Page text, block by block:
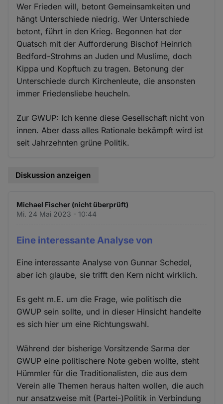
Wer Frieden will, betont Gemeinsamkeiten und
hängt Unterschiede niedrig. Wer Unterschiede
betont, führt in den Krieg. Begonnen hat der
Quatsch mit der Aufforderung Bischof Heinrich
Bedford-Strohms an Juden und Muslime, doch
Kippa und Kopftuch zu tragen. Betonung der
Unterschiede durch Kirchenleute, die ansonsten
immer Friedensliebe heucheln.
Zur GWUP: Ich kenne diese Gesellschaft nicht von
innen. Aber dass alles Rationale bekämpft wird ist
seit Jahrzehnten grüne Politik.
Diskussion anzeigen
Michael Fischer (nicht überprüft)
Mi. 24 Mai 2023 - 10:44
Eine interessante Analyse von
Eine interessante Analyse von Gunnar Schedel,
aber ich glaube, sie trifft den Kern nicht wirklich.
Es geht m.E. um die Frage, wie politisch die
GWUP sein sollte, und in dieser Hinsicht handelte
es sich hier um eine Richtungswahl.
Während der bisherige Vorsitzende Sarma der
GWUP eine politischere Note geben wollte, steht
Hümmler für die Traditionalisten, die aus dem
Verein alle Themen heraus halten wollen, die auch
nur ansatzweise mit (Partei-)Politik in Verbindung